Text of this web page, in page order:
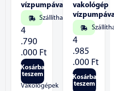
vízpumpával
Szállítható
4
.790
.000 Ft
Kosárba
teszem
Vakológépek
vakológép
4
.985
.000 Ft
Kosárba
teszem